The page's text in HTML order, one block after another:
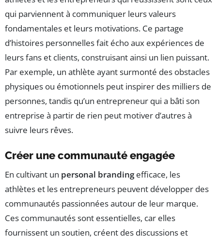
qui parviennent à communiquer leurs valeurs
fondamentales et leurs motivations. Ce partage
d’histoires personnelles fait écho aux expériences de
leurs fans et clients, construisant ainsi un lien puissant.
Par exemple, un athlète ayant surmonté des obstacles
physiques ou émotionnels peut inspirer des milliers de
personnes, tandis qu’un entrepreneur qui a bâti son
entreprise à partir de rien peut motiver d’autres à
suivre leurs rêves.
Créer une communauté engagée
En cultivant un personal brandingefficace, les
athlètes et les entrepreneurs peuvent développer des
communautés passionnées autour de leur marque.
Ces communautés sont essentielles, car elles
fournissent un soutien, créent des discussions et